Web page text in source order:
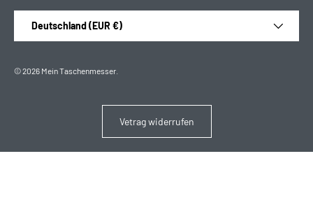
Deutschland (EUR €)
© 2026 Mein Taschenmesser
Vetrag widerrufen